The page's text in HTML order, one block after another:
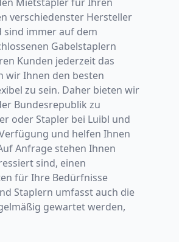
verschiedenster Hersteller
sind immer auf dem
Gabelstaplern
Kunden jederzeit das
wir Ihnen den besten
zu sein. Daher bieten wir
Bundesrepublik zu
oder Stapler bei Luibl und
und helfen Ihnen
Anfrage stehen Ihnen
sind, einen
für Ihre Bedürfnisse
Staplern umfasst auch die
gewartet werden,